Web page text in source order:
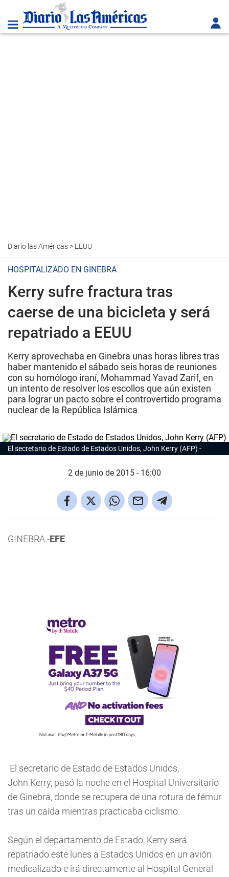
Diario las Américas> EEUU
HOSPITALIZADO EN GINEBRA
Kerry sufre fractura tras
caerse de una bicicleta y será
repatriado a EEUU
Kerry aprovechaba en Ginebra unas horas libres tras
haber mantenido el sábado seis horas de reuniones
con su homólogo iraní, Mohammad Yavad Zarif, en
un intento de resolver los escollos que aún existen
para lograr un pacto sobre el controvertido programa
nuclear de la República Islámica
El secretario de Estado de Estados Unidos, John Kerry (AFP)
2 de junio de 2015 - 16:00
GINEBRA.-EFE
El secretario de Estado de Estados Unidos,
John Kerry, pasó la noche en el Hospital Universitario
de Ginebra, donde se recupera de una rotura de fémur
tras un caída mientras practicaba ciclismo.
Según el departamento de Estado, Kerry será
repatriado este lunes a Estados Unidos en un avión
medicalizado e irá directamente al Hospital General